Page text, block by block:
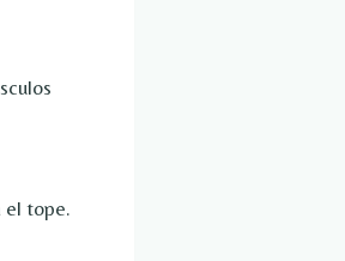
el tope.